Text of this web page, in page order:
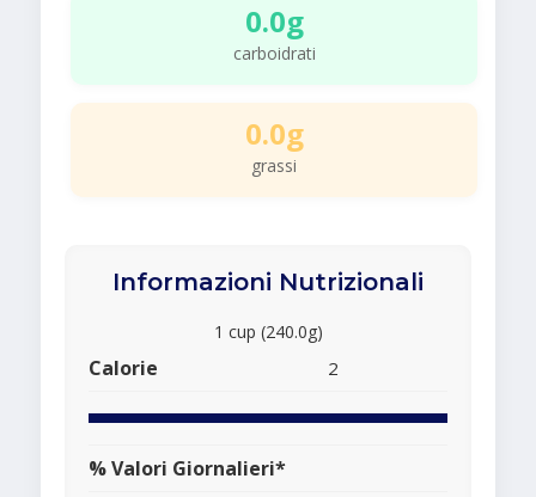
0.0g
carboidrati
0.0g
grassi
Informazioni Nutrizionali
1 cup (240.0g)
Calorie 2
% Valori Giornalieri*